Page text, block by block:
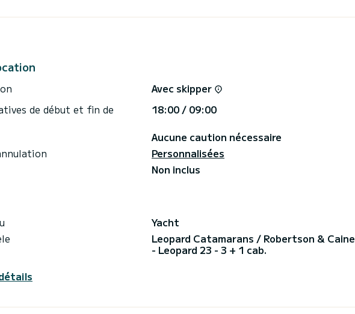
1 cab. est pourvu de 3 toilettes avec douche.
les équipements suivants : Moteur d'annexe, Wifi et internet,
à faire une demande de devis directement via la plateforme, nous
Avec skipper
de début et fin de
18:00 / 09:00
Aucune caution nécessaire
Personnalisées
Non inclus
Yacht
Leopard Catamarans / Robertson & Caine
- Leopard 23 - 3 + 1 cab.